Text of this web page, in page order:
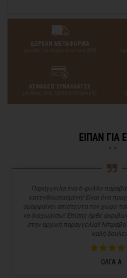
ΔΩΡΕΑΝ ΜΕΤΑΦΟΡΙΚΑ
για όλες τις αγορές άνω των 200€
ΑΣΦΑΛΕΙΣ ΣΥΝΑΛΛΑΓΕΣ
με όλους τους τρόπους πληρωμής
ΕΙΠΑΝ ΓΙΑ
Παρήγγειλα ένα 6-φυλλο
κατενθουσιασμένη! Είναι ένα
ομορφαίνει απίστευτα τον χώρο
να διαχωρίσω! Επίσης ήρθε
στην αρχική παραγγελία!!
καλή
ΟΛΓΑ Α.